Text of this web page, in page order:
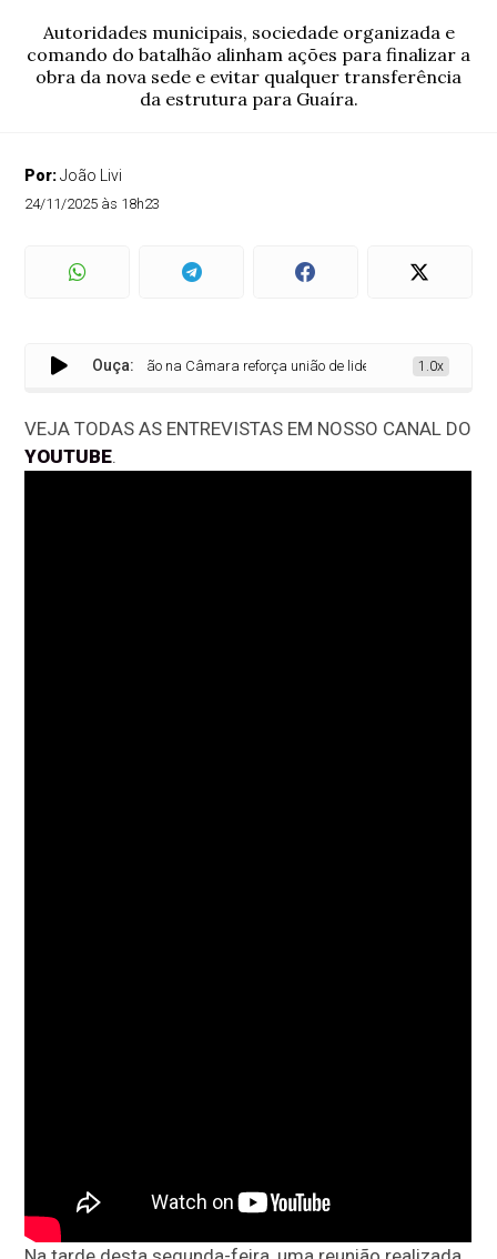
Autoridades municipais, sociedade organizada e
comando do batalhão alinham ações para finalizar a
obra da nova sede e evitar qualquer transferência
da estrutura para Guaíra.
Por:João Livi
24/11/2025 às 18h23
Ouça:
Reunião na Câmara reforça união de lideranças para garantir
1.0x
VEJA TODAS AS ENTREVISTAS EM NOSSO CANAL DO
YOUTUBE.